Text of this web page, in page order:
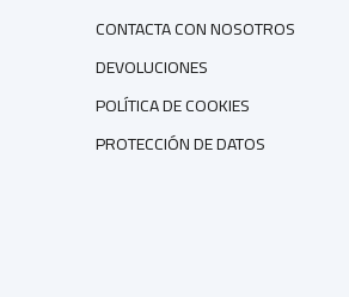
CONTACTA CON NOSOTROS
DEVOLUCIONES
POLÍTICA DE COOKIES
PROTECCIÓN DE DATOS